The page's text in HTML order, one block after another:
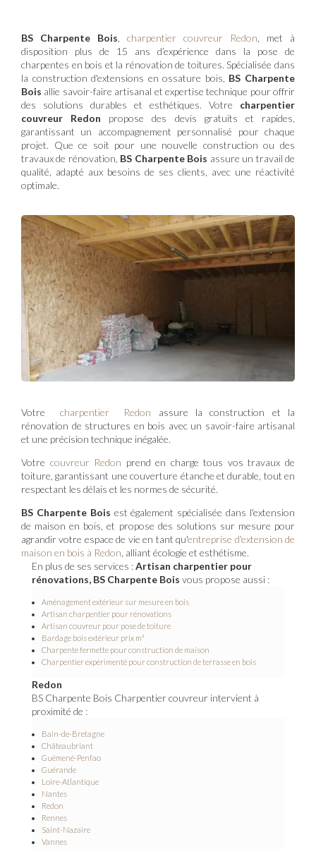
BS Charpente Bois charpentier couvreur Redon , met à
disposition plus de 15 ans d’expérience dans la pose de
charpentes en bois et la rénovation de toitures. Spécialisée dans
la construction d'extensions en ossature bois, BS Charpente
Bois allie savoir-faire artisanal et expertise technique pour offrir
des solutions durables et esthétiques. Votre charpentier
couvreur Redon propose des devis gratuits et rapides,
garantissant un accompagnement personnalisé pour chaque
projet. Que ce soit pour une nouvelle construction ou des
travaux de rénovation, BS Charpente Bois assure un travail de
qualité, adapté aux besoins de ses clients, avec une réactivité
optimale.
Votre charpentier Redon assure la construction et la
rénovation de structures en bois avec un savoir-faire artisanal
et une précision technique inégalée.
Votre couvreur Redon prend en charge tous vos travaux de
toiture, garantissant une couverture étanche et durable, tout en
respectant les délais et les normes de sécurité.
BS Charpente Bois est également spécialisée dans l'extension
de maison en bois, et propose des solutions sur mesure pour
agrandir votre espace de vie en tant qu'entreprise d'extension de
maison en bois à Redon , alliant écologie et esthétisme.
En plus de ses services :Artisan charpentier pour
rénovations, BS Charpente Bois vous propose aussi :
Aménagement extérieur sur mesure en bois
Artisan charpentier pour rénovations
Artisan couvreur pour pose de toiture
Bardage bois extérieur prix m²
Charpente fermette pour construction de maison
Charpentier expérimenté pour construction de terrasse en bois
Redon
BS Charpente Bois Charpentier couvreur intervient à
proximité de :
Bain-de-Bretagne
Châteaubriant
Guémené-Penfao
Guérande
Loire-Atlantique
Nantes
Redon
Rennes
Saint-Nazaire
Vannes